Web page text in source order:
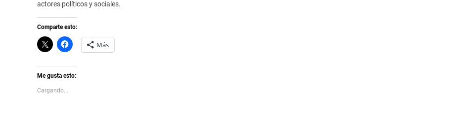
actores políticos y sociales.
Comparte esto:
C
l
k
t
o
s
h
H
a
l
i
Más
Me gusta esto:
Cargando...